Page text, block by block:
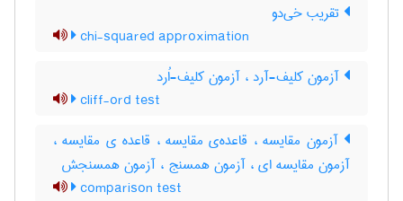
تقریب خی‌دو
chi-squared approximation
آزمون کلیف-آرد ، آزمون کلیف-اُرد
cliff-ord test
آزمون مقایسه ، قاعده‌ی مقایسه ، قاعده ی مقایسه ،
آزمون مقایسه ای ، آزمون همسنج ، آزمون همسنجش
comparison test